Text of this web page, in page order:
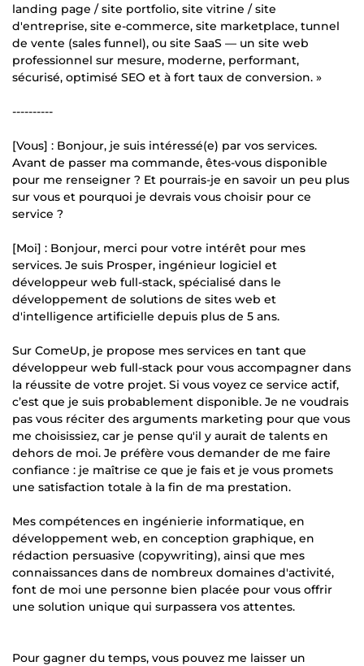
landing page / site portfolio, site vitrine / site
d'entreprise, site e-commerce, site marketplace, tunnel
de vente (sales funnel), ou site SaaS — un site web
professionnel sur mesure, moderne, performant,
sécurisé, optimisé SEO et à fort taux de conversion. »
----------
[Vous] : Bonjour, je suis intéressé(e) par vos services.
Avant de passer ma commande, êtes-vous disponible
pour me renseigner ? Et pourrais-je en savoir un peu plus
sur vous et pourquoi je devrais vous choisir pour ce
service ?
[Moi] : Bonjour, merci pour votre intérêt pour mes
services. Je suis Prosper, ingénieur logiciel et
développeur web full-stack, spécialisé dans le
développement de solutions de sites web et
d'intelligence artificielle depuis plus de 5 ans.
Sur ComeUp, je propose mes services en tant que
développeur web full-stack pour vous accompagner dans
la réussite de votre projet. Si vous voyez ce service actif,
c’est que je suis probablement disponible. Je ne voudrais
pas vous réciter des arguments marketing pour que vous
me choisissiez, car je pense qu'il y aurait de talents en
dehors de moi. Je préfère vous demander de me faire
confiance : je maîtrise ce que je fais et je vous promets
une satisfaction totale à la fin de ma prestation.
Mes compétences en ingénierie informatique, en
développement web, en conception graphique, en
rédaction persuasive (copywriting), ainsi que mes
connaissances dans de nombreux domaines d'activité,
font de moi une personne bien placée pour vous offrir
une solution unique qui surpassera vos attentes.
Pour gagner du temps, vous pouvez me laisser un